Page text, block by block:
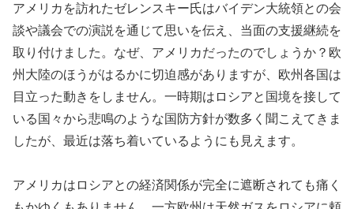
アメリカを訪れたゼレンスキー氏はバイデン大統領との会
談や議会での演説を通じて思いを伝え、当面の支援継続を
取り付けました。なぜ、アメリカだったのでしょうか？欧
州大陸のほうがはるかに切迫感がありますが、欧州各国は
目立った動きをしません。一時期はロシアと国境を接して
いる国々から悲鳴のような国防方針が数多く聞こえてきま
したが、最近は落ち着いているようにも見えます。
アメリカはロシアとの経済関係が完全に遮断されても痛く